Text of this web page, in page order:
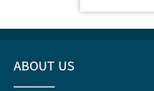
ABOUT US